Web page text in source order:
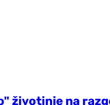
životinje na